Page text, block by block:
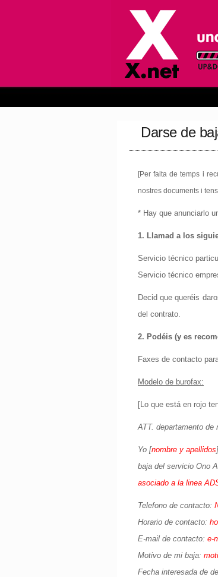
Darse de
[Per falta de temps i
nostres documents i
* Hay que anunciarlo
1. Llamad a los
Servicio técnico
Servicio técnico
Decid que queréis
del contrato.
2. Podéis (y es
Faxes de contacto
Modelo de burofax:
[Lo que está en rojo
ATT. departamento de
Yo [nombre y apellidos
baja del servicio Ono
asociado a la linea
Telefono de contacto:
Horario de contacto:
E-mail de contacto: e-
Motivo de mi baja:
Fecha interesada de